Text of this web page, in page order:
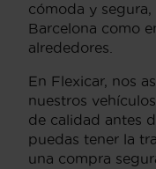
cómoda y
Barcelona como
alrededores.
En Flexicar, nos
nuestros
de calidad antes
puedas tener la
una compra